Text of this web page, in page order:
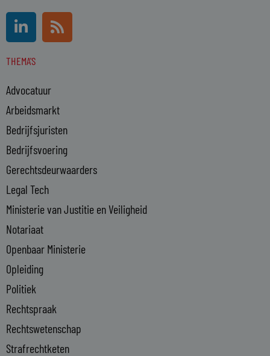
L
i
n
k
d
i
n
-
i
n
R
s
s
THEMA'S
Advocatuur
Arbeidsmarkt
Bedrijfsjuristen
Bedrijfsvoering
Gerechtsdeurwaarders
Legal Tech
Ministerie van Justitie en Veiligheid
Notariaat
Openbaar Ministerie
Opleiding
Politiek
Rechtspraak
Rechtswetenschap
Strafrechtketen